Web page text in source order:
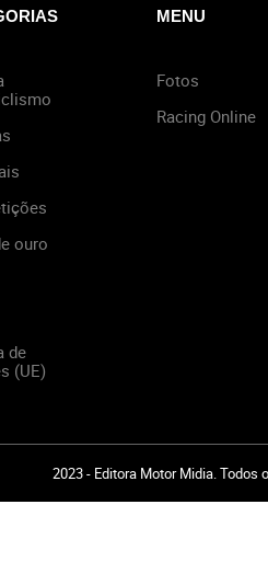
ouro
de
(UE)
MENU
Fotos
Racing Online
2023 - Editora Motor Midia. Todos